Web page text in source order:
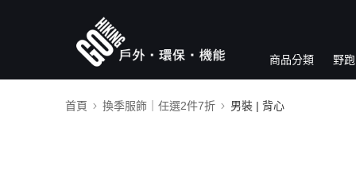
商品分類 野
首頁 換季服飾｜任選2件7折 男裝 | 背心